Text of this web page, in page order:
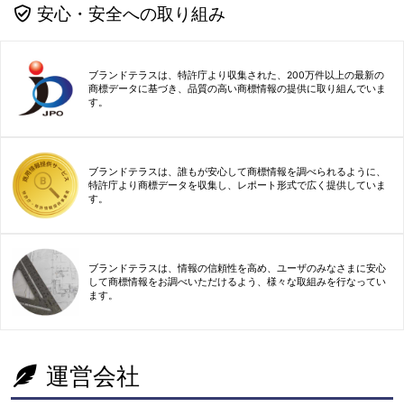
安心・安全への取り組み
ブランドテラスは、特許庁より収集された、200万件以上の最新の
商標データに基づき、品質の高い商標情報の提供に取り組んでいま
す。
ブランドテラスは、誰もが安心して商標情報を調べられるように、
特許庁より商標データを収集し、レポート形式で広く提供していま
す。
ブランドテラスは、情報の信頼性を高め、ユーザのみなさまに安心
して商標情報をお調べいただけるよう、様々な取組みを行なってい
ます。
運営会社